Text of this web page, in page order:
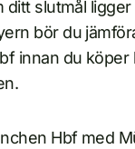
ditt slutmål
bör du
innan du köper
Hbf med